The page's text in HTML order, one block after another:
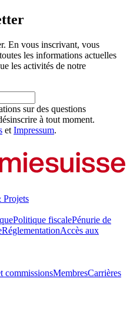
En vous inscrivant, vous
les informations actuelles
les activités de notre
sur des questions
à tout moment.
et Impressum.
Projets
Politique fiscalePénurie de
RéglementationAccès aux
commissionsMembresCarrières